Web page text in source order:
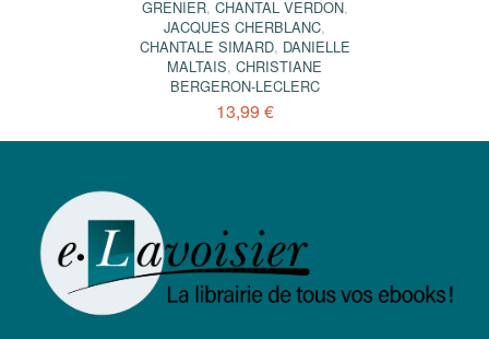
GRENIER, CHANTAL VERDON,
JACQUES CHERBLANC,
CHANTALE SIMARD, DANIELLE
MALTAIS, CHRISTIANE
BERGERON-LECLERC
13,99 €